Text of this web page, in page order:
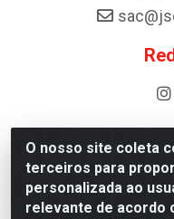
O nosso site coleta
terceiros para
personalizada ao
relevante de acordo
Distribuidora de
km 87 -